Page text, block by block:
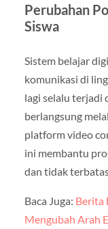
Perubahan
Siswa
Sistem belajar
komunikasi di
lagi selalu terjadi
berlangsung
platform video
ini membantu
dan tidak
Baca Juga: Berita
Mengubah Arah